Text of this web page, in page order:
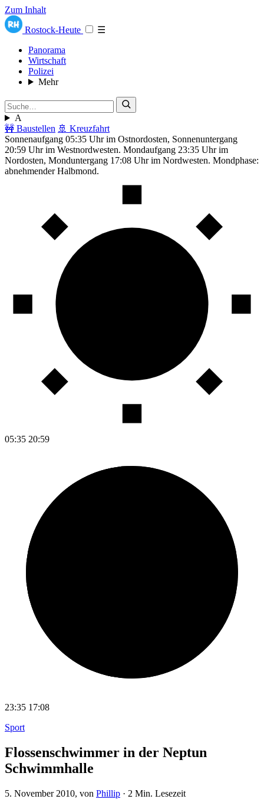
Zum Inhalt
Rostock-Heute
☰
Panorama
Wirtschaft
Polizei
Mehr
A
🚧 Baustellen 🚢 Kreuzfahrt
Sonnenaufgang 05:35 Uhr im Ostnordosten, Sonnenuntergang
20:59 Uhr im Westnordwesten. Mondaufgang 23:35 Uhr im
Nordosten, Monduntergang 17:08 Uhr im Nordwesten. Mondphase:
abnehmender Halbmond.
05:35 20:59
23:35 17:08
Sport
Flossenschwimmer in der Neptun
Schwimmhalle
5. November 2010, von Phillip · 2 Min. Lesezeit